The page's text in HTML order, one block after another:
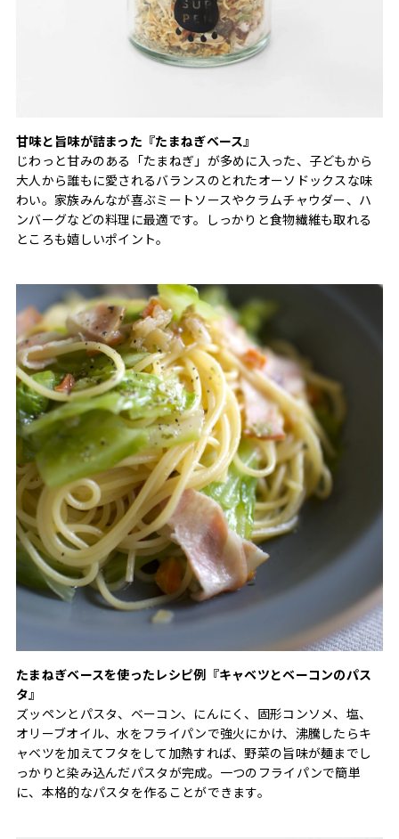
甘味と旨味が詰まった『たまねぎベース』
じわっと甘みのある「たまねぎ」が多めに入った、子どもから
大人から誰もに愛されるバランスのとれたオーソドックスな味
わい。家族みんなが喜ぶミートソースやクラムチャウダー、ハ
ンバーグなどの料理に最適です。しっかりと食物繊維も取れる
ところも嬉しいポイント。
たまねぎベースを使ったレシピ例『キャベツとベーコンのパス
タ』
ズッペンとパスタ、ベーコン、にんにく、固形コンソメ、塩、
オリーブオイル、水をフライパンで強火にかけ、沸騰したらキ
ャベツを加えてフタをして加熱すれば、野菜の旨味が麺までし
っかりと染み込んだパスタが完成。一つのフライパンで簡単
に、本格的なパスタを作ることができます。